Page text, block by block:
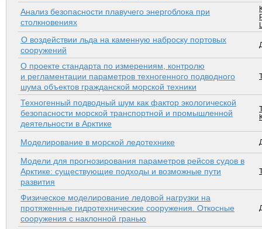
Анализ безопасности плавучего энергоблока при
столкновениях
О воздействии льда на каменную наброску портовых
сооружений
О проекте стандарта по измерениям, контролю
и регламентации параметров техногенного подводного
шума объектов гражданской морской техники
Техногенный подводный шум как фактор экологической
безопасности морской транспортной и промышленной
деятельности в Арктике
Моделирование в морской ледотехнике
Модели для прогнозирования параметров рейсов судов в
Арктике: существующие подходы и возможные пути
развития
Физическое моделирование ледовой нагрузки на
протяженные гидротехнические сооружения. Откосные
сооружения с наклонной гранью